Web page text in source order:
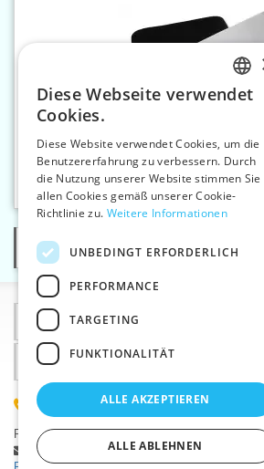
2
Platte Gummiband 80
Kategorie
Informationen
Warum sollten Sie gerade uns wählen?
(+420) 585 051 217
Plzeňská 868, 783 91 Uničov, Tschechische
Stellen Sie eine Frage|
Fehler melden
Probleme bei der Anmeldung ?
CZECH
Diese Webseite verwendet
Cookies.
Diese Website verwendet Cookies, um die
Benutzererfahrung zu verbessern. Durch
die Nutzung unserer Website stimmen Sie
allen Cookies gemäß unserer Cookie-
Richtlinie zu. Weitere Informationen
UNBEDINGT ERFORDERLICH
PERFORMANCE
TARGETING
FUNKTIONALITÄT
ALLE AKZEPTIEREN
ALLE ABLEHNEN